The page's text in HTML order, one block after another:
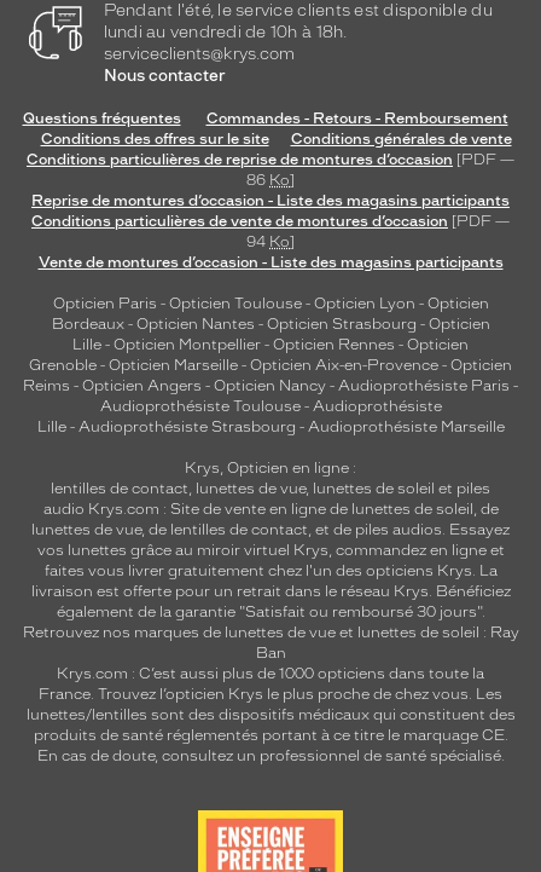
Pendant l'été, le service clients est disponible du
lundi au vendredi de 10h à 18h.
serviceclients@krys.com
Nous contacter
Questions fréquentes
Commandes - Retours - Remboursement
Conditions des offres sur le site
Conditions générales de vente
Conditions particulières de reprise de montures d’occasion [PDF —
86 Ko]
Reprise de montures d’occasion - Liste des magasins participants
Conditions particulières de vente de montures d’occasion [PDF —
94 Ko]
Vente de montures d’occasion - Liste des magasins participants
Opticien Paris - Opticien Toulouse- Opticien Lyon - Opticien
Bordeaux- Opticien Nantes - Opticien Strasbourg - Opticien
Lille - Opticien Montpellier - Opticien Rennes - Opticien
Grenoble - Opticien Marseille - Opticien Aix-en-Provence - Opticien
Reims - Opticien Angers - Opticien Nancy - Audioprothésiste Paris -
Audioprothésiste Toulouse- Audioprothésiste
Lille- Audioprothésiste Strasbourg - Audioprothésiste Marseille
Krys, Opticien en ligne :
lentilles de contact, lunettes de vue, lunettes de soleil et piles
audio Krys.com : Site de vente en ligne de lunettes de soleil, de
lunettes de vue, de lentilles de contact, et de piles audios. Essayez
vos lunettes grâce au miroir virtuel Krys, commandez en ligne et
faites vous livrer gratuitement chez l'un des opticiens Krys. La
livraison est offerte pour un retrait dans le réseau Krys. Bénéficiez
également de la garantie "Satisfait ou remboursé 30 jours".
Retrouvez nos marques de lunettes de vue et lunettes de soleil : Ray
Ban
Krys.com : C’est aussi plus de 1000 opticiens dans toute la
France. Trouvez l’opticien Krys le plus proche de chez vous. Les
lunettes/lentilles sont des dispositifs médicaux qui constituent des
produits de santé réglementés portant à ce titre le marquage CE.
En cas de doute, consultez un professionnel de santé spécialisé.